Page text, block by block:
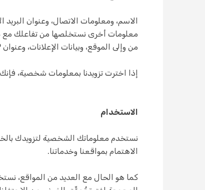
الاسم، ومعلومات الاتصال، وعنوان البريد
معلومات أخرى نستخلصها من تفاعلك مع
من وإلى الموقع، وبيانات الإعلانات، وعنوان IP، والمعلومات القياسية لسجل الويب.
إذا اخترت تزويدنا بمعلومات شخصية،
الاستخدام
نستخدم معلوماتك الشخصية لتزويدك
الاهتمام بمواقعنا وخدماتنا.